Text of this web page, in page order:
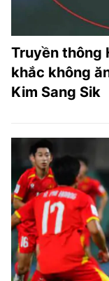
Truyền thông
khắc không
Kim Sang Sik